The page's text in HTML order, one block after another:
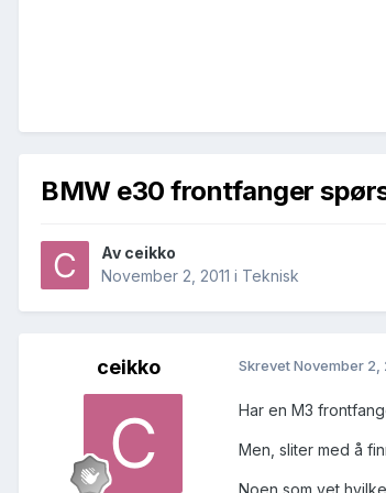
BMW e30 frontfanger
Av ceikko
November 2, 2011 i Teknisk
ceikko SkrevetNovember 2,
Har en M3
Men, sliter med å